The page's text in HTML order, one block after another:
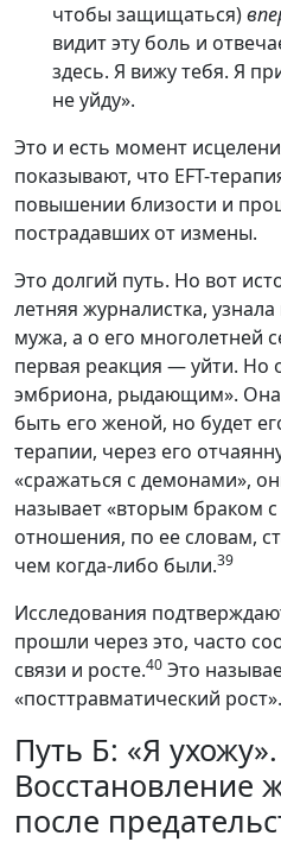
чтобы защищаться)
видит эту боль и
здесь. Я вижу тебя. Я
не уйду».
Это и есть момент
показывают, что EFT-
повышении близости и
пострадавших от измены.
Это долгий путь. Но вот
летняя журналистка,
мужа, а о его многолетней
первая реакция — уйти. Но
эмбриона, рыдающим». Она
быть его женой, но будет
терапии, через его
«сражаться с демонами»,
называет «вторым браком
отношения, по ее словам,
чем когда-либо были.39
Исследования
прошли через это, часто
связи и росте.40 Это
«посттравматический рост».
Путь Б: «Я ухожу».
Восстановление
после